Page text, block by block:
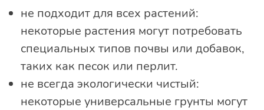
не подходит для всех растений:
некоторые растения могут потребовать
специальных типов почвы или добавок,
таких как песок или перлит.
не всегда экологически чистый:
некоторые универсальные грунты могут